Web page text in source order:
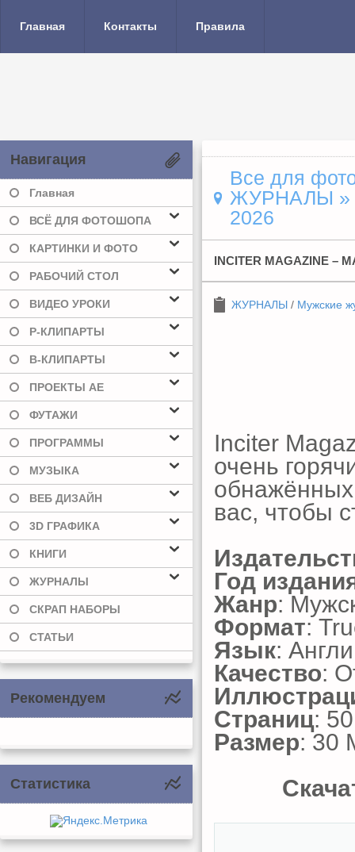
Главная Контакты Правила
Навигация
Главная
ВСЁ ДЛЯ ФОТОШОПА
КАРТИНКИ И ФОТО
РАБОЧИЙ СТОЛ
ВИДЕО УРОКИ
Р-КЛИПАРТЫ
В-КЛИПАРТЫ
ПРОЕКТЫ AE
ФУТАЖИ
ПРОГРАММЫ
МУЗЫКА
ВЕБ ДИЗАЙН
3D ГРАФИКА
КНИГИ
ЖУРНАЛЫ
СКРАП НАБОРЫ
СТАТЬИ
Рекомендуем
Статистика
Все для
ЖУРНАЛЫ »
2026
INCITER MAGAZINE –
ЖУРНАЛЫ / Мужские
Inciter
очень
вас, чтобы
Год
Жанр:
Формат:
Язык:
Качество:
Страниц: 50
Размер: 30